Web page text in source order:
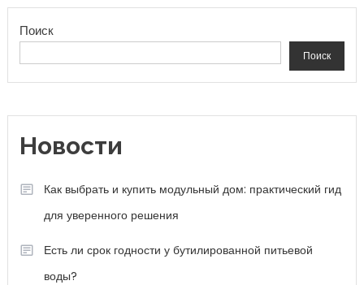
Поиск
Поиск
Новости
Как выбрать и купить модульный дом: практический гид
для уверенного решения
Есть ли срок годности у бутилированной питьевой
воды?